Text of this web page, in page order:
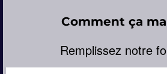
Comment ça
Remplissez notre